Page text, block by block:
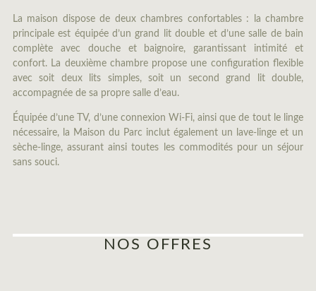
La maison dispose de deux chambres confortables : la chambre
principale est équipée d’un grand lit double et d’une salle de bain
complète avec douche et baignoire, garantissant intimité et
confort. La deuxième chambre propose une configuration flexible
avec soit deux lits simples, soit un second grand lit double,
accompagnée de sa propre salle d’eau.
Équipée d’une TV, d’une connexion Wi-Fi, ainsi que de tout le linge
nécessaire, la Maison du Parc inclut également un lave-linge et un
sèche-linge, assurant ainsi toutes les commodités pour un séjour
sans souci.
NOS OFFRES